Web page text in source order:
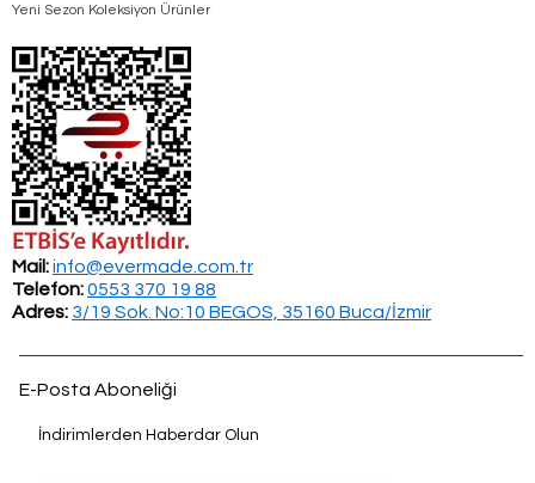
Yeni Sezon Koleksiyon Ürünler
Mail:info@evermade.com.tr
Telefon:0553 370 19 88
Adres: 3/19 Sok. No:10 BEGOS, 35160 Buca/İzmir
E-Posta Aboneliği
İndirimlerden Haberdar Olun